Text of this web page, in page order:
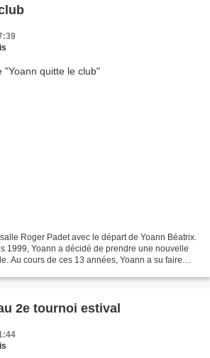
Roger Padet avec le départ de Yoann Béatrix.
1999, Yoann a décidé de prendre une nouvelle
Au cours de ces 13 années, Yoann a su faire
2e tournoi estival